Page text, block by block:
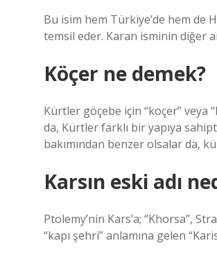
Bu isim hem Türkiye’de hem de
temsil eder. Karan isminin diğer
Köçer ne demek?
Kürtler göçebe için “koçer”
da, Kürtler farklı bir yapıya
bakımından benzer olsalar da,
Karsın eski adı
Ptolemy’nin Kars’a; “Khorsa”,
“kapı şehri” anlamına gelen